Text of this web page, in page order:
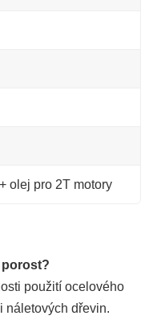
olej pro 2T motory
použití ocelového
náletových dřevin.